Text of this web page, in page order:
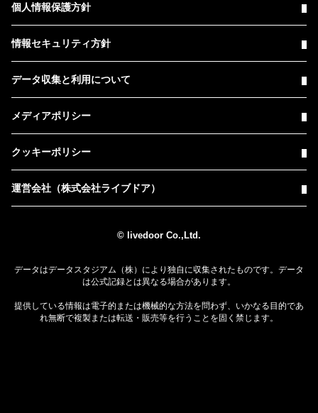
個人情報保護方針
情報セキュリティ方針
データ収集と利用について
メディアポリシー
クッキーポリシー
運営会社（株式会社ライブドア）
© livedoor Co.,Ltd.
データはデータスタジアム（株）により独自に収集されたものです。データ
は公式記録とは異なる場合があります。
提供している情報は電子的または機械的な方法を問わず、いかなる目的であ
れ無断で複製または転送・販売等を行うことを固く禁じます。